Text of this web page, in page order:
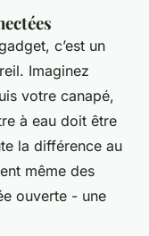
c’est un
Imaginez
votre canapé,
à eau doit être
la différence au
même des
ouverte - une